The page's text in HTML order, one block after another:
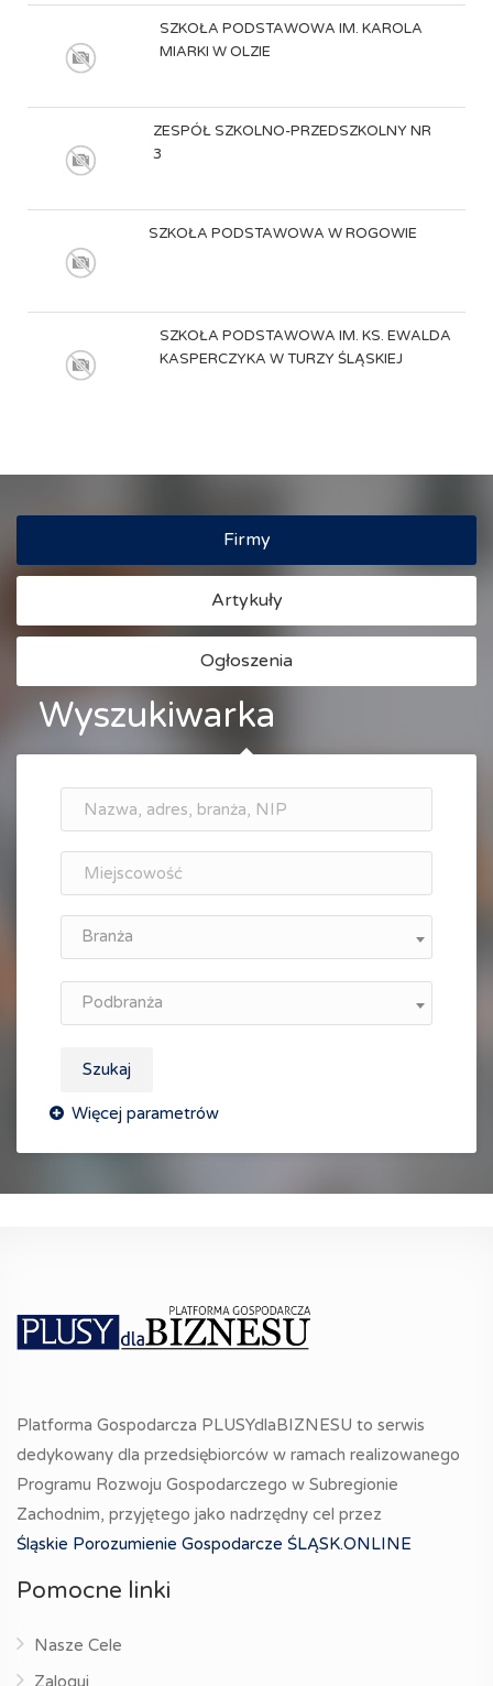
SZKOŁA PODSTAWOWA IM. KAROLA
MIARKI W OLZIE
ZESPÓŁ SZKOLNO-PRZEDSZKOLNY NR
3
SZKOŁA PODSTAWOWA W ROGOWIE
SZKOŁA PODSTAWOWA IM. KS. EWALDA
KASPERCZYKA W TURZY ŚLĄSKIEJ
Firmy
Artykuły
Ogłoszenia
Wyszukiwarka
Branża
Podbranża
Szukaj
Platforma Gospodarcza PLUSYdlaBIZNESU to serwis
dedykowany dla przedsiębiorców w ramach realizowanego
Programu Rozwoju Gospodarczego w Subregionie
Zachodnim, przyjętego jako nadrzędny cel przez
Śląskie Porozumienie Gospodarcze ŚLĄSK.ONLINE
Pomocne linki
Nasze Cele
Zaloguj